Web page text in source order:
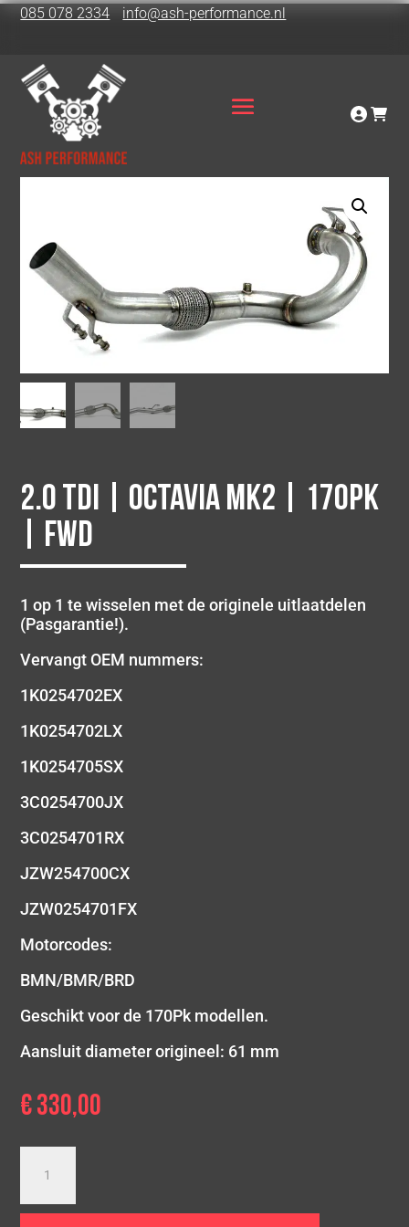
085 078 2334 info@ash-performance.nl
2.0 TDI | Octavia MK2 | 170PK
| FWD
1 op 1 te wisselen met de originele uitlaatdelen
(Pasgarantie!).
Vervangt OEM nummers:
1K0254702EX
1K0254702LX
1K0254705SX
3C0254700JX
3C0254701RX
JZW254700CX
JZW0254701FX
Motorcodes:
BMN/BMR/BRD
Geschikt voor de 170Pk modellen.
Aansluit diameter origineel: 61 mm
€330,00
TDI
Octavia